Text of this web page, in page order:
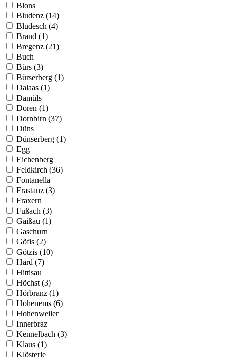
Blons
Bludenz (14)
Bludesch (4)
Brand (1)
Bregenz (21)
Buch
Bürs (3)
Bürserberg (1)
Dalaas (1)
Damüls
Doren (1)
Dornbirn (37)
Düns
Dünserberg (1)
Egg
Eichenberg
Feldkirch (36)
Fontanella
Frastanz (3)
Fraxern
Fußach (3)
Gaißau (1)
Gaschurn
Göfis (2)
Götzis (10)
Hard (7)
Hittisau
Höchst (3)
Hörbranz (1)
Hohenems (6)
Hohenweiler
Innerbraz
Kennelbach (3)
Klaus (1)
Klösterle